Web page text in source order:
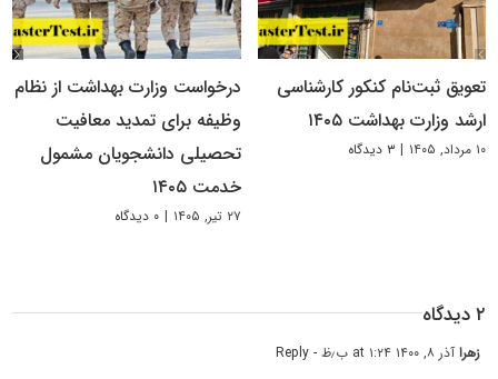
تعویق ثبت‌نام کنکور کارشناسی
ارشد وزارت بهداشت ۱۴۰۵
۱۰ مرداد, ۱۴۰۵ | ۳ دیدگاه
درخواست وزارت بهداشت از نظام
وظیفه برای تمدید معافیت
تحصیلی دانشجویان مشمول
خدمت ۱۴۰۵
۲۷ تیر, ۱۴۰۵ | ۰ دیدگاه
۲ دیدگاه
زهراآذر ۸, ۱۴۰۰ at ۱:۲۴ ب٫ظ - Reply